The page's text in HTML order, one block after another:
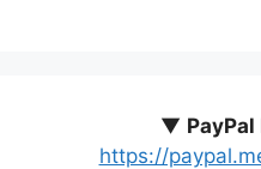
▼
https://